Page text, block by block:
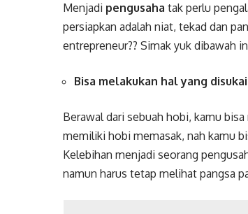
Menjadi pengusaha tak perlu
persiapkan adalah niat, tekad dan
entrepreneur?? Simak yuk dibawah
Bisa melakukan hal yang disukai
Berawal dari sebuah hobi, kamu
memiliki hobi memasak, nah kamu
Kelebihan menjadi seorang
namun harus tetap melihat pangsa